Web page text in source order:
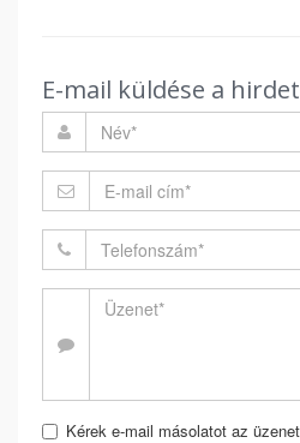
E-mail küldése a
Kérek e-mail másolatot az